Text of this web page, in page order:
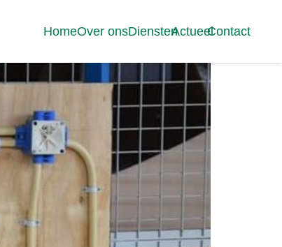
HomeOver onsDienstenActueelContact